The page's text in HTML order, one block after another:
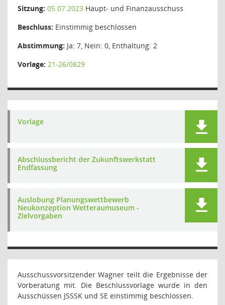
Sitzung: 05.07.2023 Haupt- und Finanzausschuss
Beschluss: Einstimmig beschlossen
Abstimmung: Ja: 7, Nein: 0, Enthaltung: 2
Vorlage: 21-26/0829
Vorlage
Abschlussbericht der Zukunftswerkstatt
Endfassung
Auslobung Planungswettbewerb
Neukonzeption Wetteraumuseum -
Zielvorgaben
Ausschussvorsitzender Wagner teilt die Ergebnisse der
Vorberatung mit. Die Beschlussvorlage wurde in den
Ausschüssen JSSSK und SE einstimmig beschlossen.